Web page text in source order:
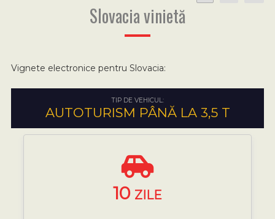
Slovacia vinietă
Vignete electronice pentru Slovacia:
TIP DE VEHICUL:
AUTOTURISM PÂNĂ LA 3,5 T
10 ZILE